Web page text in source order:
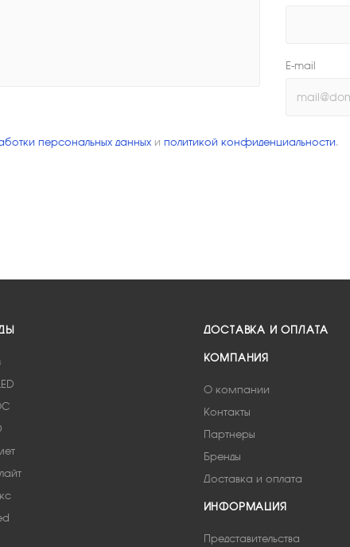
E-mail
персональных данных и политикой конфиденциальности.
ДОСТАВКА И ОПЛАТА
КОМПАНИЯ
О компании
Контакты
Партнеры
Бренды
Доставка и оплата
ИНФОРМАЦИЯ
Представительства